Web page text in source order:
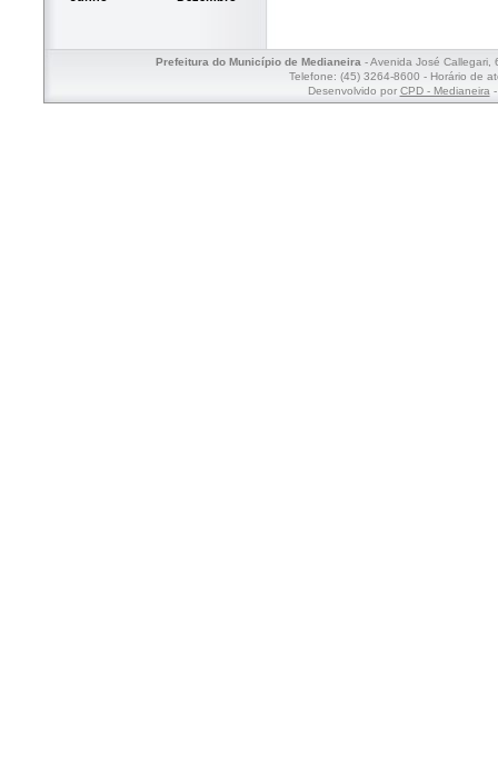
Prefeitura do Município de Medianeira- Avenida José Callegari,
Telefone: (45) 3264-8600 - Horário de
Desenvolvido por CPD - Medianeira-